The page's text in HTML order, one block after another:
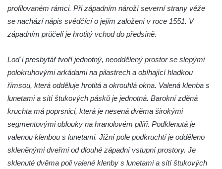
Křížová cesta Římov – XVII. kaple – Velký
Pilát
Křížová cesta Římov – XVI. kaple – U
Křížová cesta Římov – XV. kaple – Malý
Pilát
Křížová cesta Římov – XIV. kaple – U
Kaifáše (U Děvečky)
Křížová cesta Římov – XIII. kaple – U
Annáše (U Kaifáše)
Křížová cesta Římov – XII. kaple – Vodní
brána
profilovaném rámci. Při západním nároží severní strany věže
se nachází nápis svědčící o jejím založení v roce 1551. V
západním průčelí je hrotitý vchod do předsíně.
Loď i presbytář tvoří jednotný, neoddělený prostor se slepými
polokruhovými arkádami na pilastrech a obíhající hladkou
římsou, která odděluje hrotitá a okrouhlá okna. Valená klenba s
lunetami a sítí štukových pásků je jednotná. Barokní zděná
kruchta má poprsnici, která je nesená dvěma širokými
segmentovými oblouky na hranolovém pilíři. Podklenutá je
valenou klenbou s lunetami. Jižní pole podkruchtí je odděleno
skleněnými dveřmi od dlouhé západní vstupní prostory. Je
sklenuté dvěma poli valené klenby s lunetami a sítí štukových